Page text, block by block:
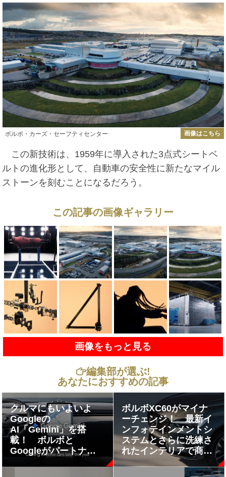
ボルボ・カーズ・セーフティセンター 画像はこちら
この新技術は、1959年に導入された3点式シートベ
ルトの進化形として、自動車の安全性に新たなマイル
ストーンを刻むことになるだろう。
この記事の画像ギャラリー
画像をもっと見る
編集部が選ぶ!
あなたにおすすめの記事
クルマにもいよいよ
Googleの
AI「Gemini」を搭
載！ ボルボと
Googleがパートナー
ボルボXC60がマイナ
ーチェンジ！ 最新イ
ンフォテインメントシ
ステムとさらに洗練さ
れたインテリアで商品
力強化